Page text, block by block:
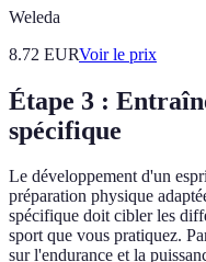
Weleda
8.72 EURVoir le prix
Étape 3 :
spécifique
Le développement d'un
préparation physique
spécifique doit cibler les
sport que vous pratiquez.
sur l'endurance et la